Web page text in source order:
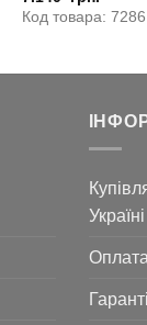
Код товара: 7286
Україні
Оплата